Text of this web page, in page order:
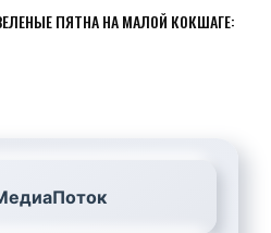
ПЯТНА НА МАЛОЙ КОКШАГЕ: